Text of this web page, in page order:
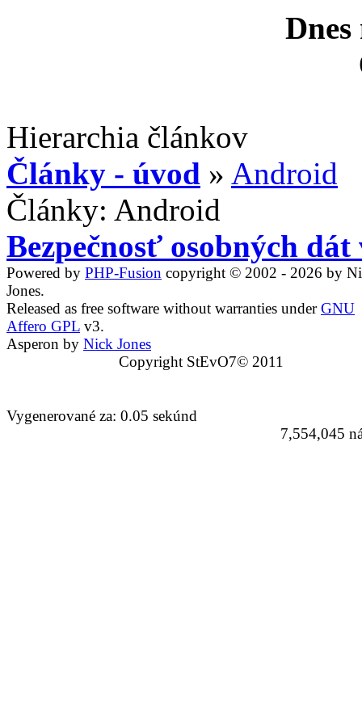
Hierarchia článkov
Články - úvod » Android
Články: Android
Bezpečnosť osobných
Powered by PHP-Fusion copyright © 2002 - 2026 by
Jones.
Released as free software without warranties underGNU
Affero GPL v3.
Asperon by Nick Jones
Copyright StEvO7© 2011
Vygenerované za: 0.05 sekúnd
7,554,045